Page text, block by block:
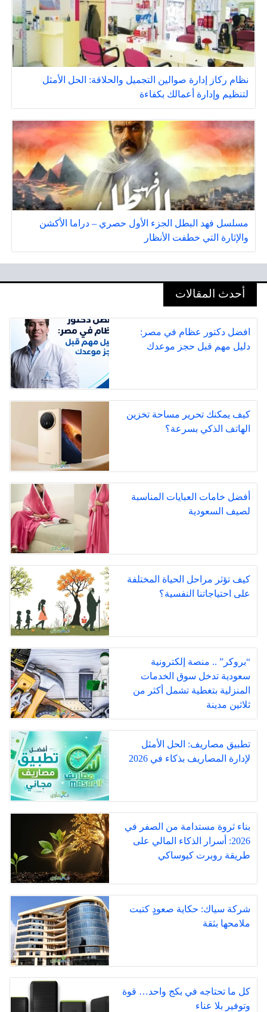
نظام ركاز إدارة صوالين التجميل والحلاقة: الحل الأمثل
لتنظيم وإدارة أعمالك بكفاءة
مسلسل فهد البطل الجزء الأول حصري – دراما الأكشن
والإثارة التي خطفت الأنظار
أحدث المقالات
افضل دكتور عظام في مصر:
دليل مهم قبل حجز موعدك
كيف يمكنك تحرير مساحة تخزين
الهاتف الذكي بسرعة؟
أفضل خامات العبايات المناسبة
لصيف السعودية
كيف تؤثر مراحل الحياة المختلفة
على احتياجاتنا النفسية؟
“بروكر” .. منصة إلكترونية
سعودية تدخل سوق الخدمات
المنزلية بتغطية تشمل أكثر من
ثلاثين مدينة
تطبيق مصاريف: الحل الأمثل
لإدارة المصاريف بذكاء في 2026
بناء ثروة مستدامة من الصفر في
2026: أسرار الذكاء المالي على
طريقة روبرت كيوساكي
شركة سياك: حكاية صعودٍ كتبت
ملامحها بثقة
كل ما تحتاجه في بكج واحد… قوة
وتوفير بلا عناء